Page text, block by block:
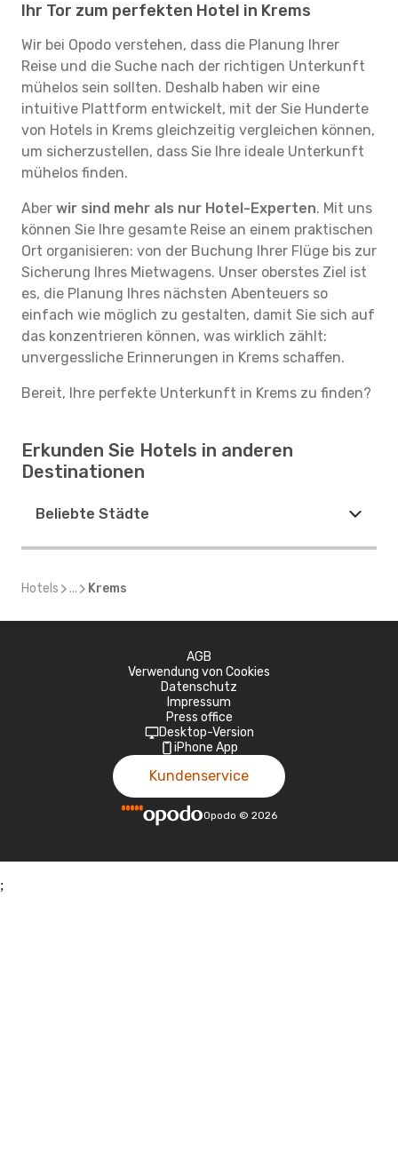
Ihr Tor zum perfekten Hotel in Krems
Wir bei Opodo verstehen, dass die Planung Ihrer
Reise und die Suche nach der richtigen Unterkunft
mühelos sein sollten. Deshalb haben wir eine
intuitive Plattform entwickelt, mit der Sie Hunderte
von Hotels in Krems gleichzeitig vergleichen können,
um sicherzustellen, dass Sie Ihre ideale Unterkunft
mühelos finden.
Aber wir sind mehr als nur Hotel-Experten. Mit uns
können Sie Ihre gesamte Reise an einem praktischen
Ort organisieren: von der Buchung Ihrer Flüge bis zur
Sicherung Ihres Mietwagens. Unser oberstes Ziel ist
es, die Planung Ihres nächsten Abenteuers so
einfach wie möglich zu gestalten, damit Sie sich auf
das konzentrieren können, was wirklich zählt:
unvergessliche Erinnerungen in Krems schaffen.
Bereit, Ihre perfekte Unterkunft in Krems zu finden?
Erkunden Sie Hotels in anderen
Destinationen
Beliebte Städte
Hotels ... Krems
AGB
Verwendung von Cookies
Datenschutz
Impressum
Press office
Desktop-Version
iPhone App
Kundenservice
Opodo © 2026
;